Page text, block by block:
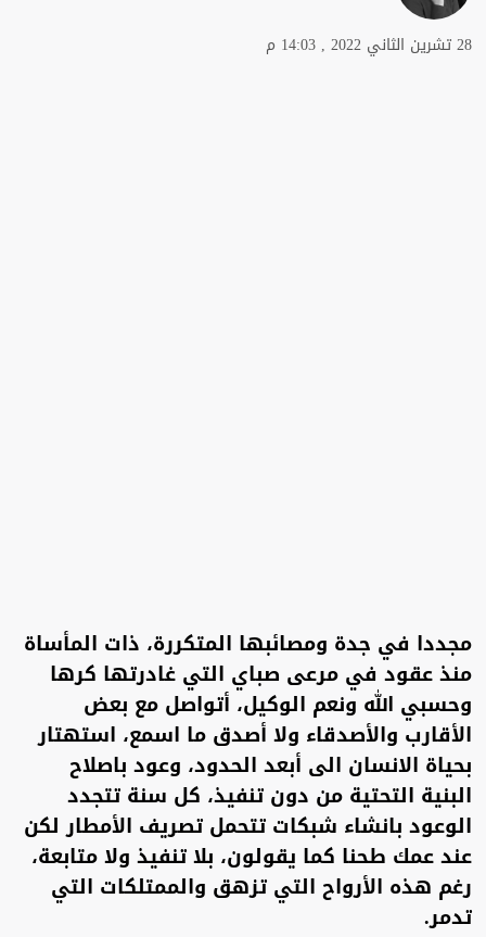
28 تشرين الثاني 2022 , 14:03 م
مجددا في جدة ومصائبها المتكررة، ذات المأساة
منذ عقود في مرعى صباي التي غادرتها كرها
وحسبي الله ونعم الوكيل، أتواصل مع بعض
الأقارب والأصدقاء ولا أصدق ما اسمع، استهتار
بحياة الانسان الى أبعد الحدود، وعود باصلاح
البنية التحتية من دون تنفيذ، كل سنة تتجدد
الوعود بانشاء شبكات تتحمل تصريف الأمطار لكن
عند عمك طحنا كما يقولون، بلا تنفيذ ولا متابعة،
رغم هذه الأرواح التي تزهق والممتلكات التي
تدمر.